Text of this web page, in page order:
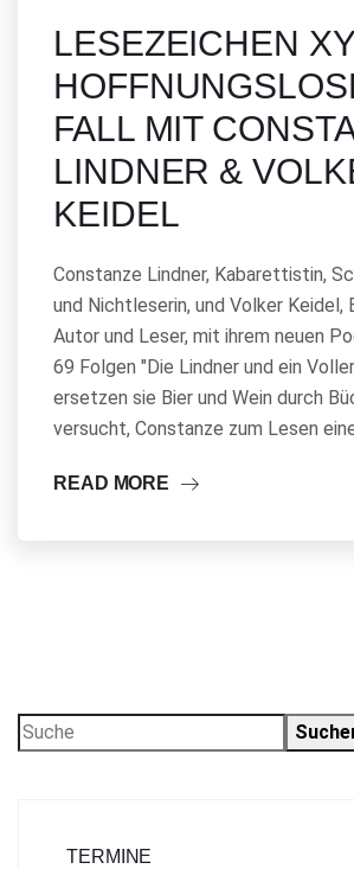
LESEZEICHEN
FALL MIT
LINDNER &
KEIDEL
Constanze Lindner, Kabarettistin,
und Nichtleserin, und Volker Keidel,
Autor und Leser, mit ihrem neuen
69 Folgen "Die Lindner und ein
ersetzen sie Bier und Wein durch
versucht, Constanze zum Lesen
READ MORE
TERMINE